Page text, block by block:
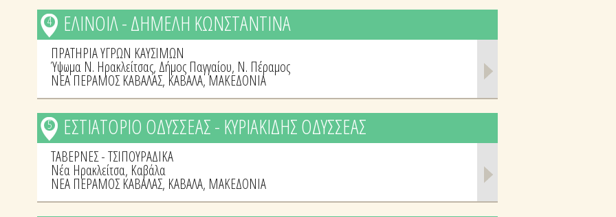
ΕΛΙΝΟΙΛ - ΔΗΜΕΛΗ ΚΩΝΣΤΑΝΤΙΝΑ
4
ΠΡΑΤΗΡΙΑ ΥΓΡΩΝ ΚΑΥΣΙΜΩΝ
Ύψωμα Ν. Ηρακλείτσας, Δήμος Παγγαίου, Ν. Πέραμος
ΝΕΑ ΠΕΡΑΜΟΣ ΚΑΒΑΛΑΣ, ΚΑΒΑΛΑ,ΜΑΚΕΔΟΝΙΑ
ΕΣΤΙΑΤΟΡΙΟ ΟΔΥΣΣΕΑΣ - ΚΥΡΙΑΚΙΔΗΣ ΟΔΥΣΣΕΑΣ
5
ΤΑΒΕΡΝΕΣ - ΤΣΙΠΟΥΡΑΔΙΚΑ
Νέα Ηρακλείτσα, Καβάλα
ΝΕΑ ΠΕΡΑΜΟΣ ΚΑΒΑΛΑΣ, ΚΑΒΑΛΑ, ΜΑΚΕΔΟΝΙΑ